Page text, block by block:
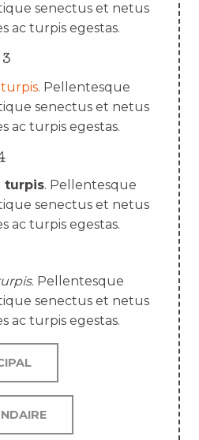
senectus et netus
ac turpis egestas.
. Pellentesque
senectus et netus
ac turpis egestas.
turpis. Pellentesque
senectus et netus
ac turpis egestas.
. Pellentesque
senectus et netus
ac turpis egestas.